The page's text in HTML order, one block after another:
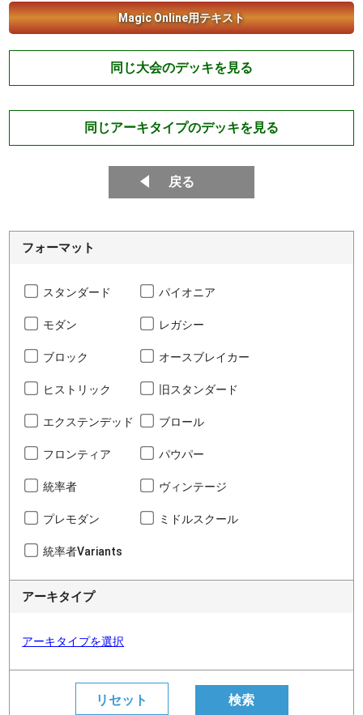
Magic Online用テキスト
同じ大会のデッキを見る
同じアーキタイプのデッキを見る
戻る
フォーマット
スタンダード パイオニア
モダン レガシー
ブロック オースブレイカー
ヒストリック 旧スタンダード
エクステンデッド ブロール
フロンティア パウパー
統率者 ヴィンテージ
プレモダン ミドルスクール
統率者Variants
アーキタイプ
アーキタイプを選択